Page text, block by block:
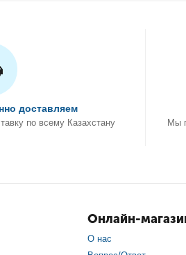
доставляем
по всему Казахстану Мы
Онлайн-
О нас